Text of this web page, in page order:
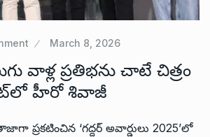
March 8, 2026
వాళ్ల ప్రతిభను చాటే చిత్రం
హీరో శివాజీ
ప్రకటించిన ‘గద్దర్ అవార్డులు 2025’లో